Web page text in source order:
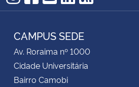
Instagram
Facebook
YouTube
LinkedIn
RSS
CAMPUS SEDE
Av. Roraima nº 1000
Cidade Universitária
Bairro Camobi